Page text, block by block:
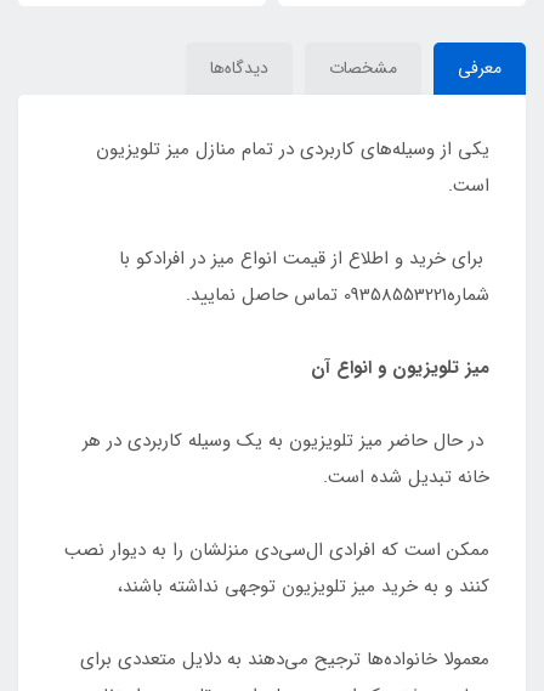
معرفی مشخصات دیدگاه‌ها
یکی از وسیله‌های کاربردی در تمام منازل میز تلویزیون
است.
برای خرید و اطلاع از قیمت انواع میز در افرادکو با
شماره09358553221 تماس حاصل نمایید.
میز تلویزیون و انواع آن
در حال حاضر میز تلویزیون به یک وسیله کاربردی در هر
خانه تبدیل شده است.
ممکن است که افرادی ال‌سی‌دی منزلشان را به دیوار نصب
کنند و به خرید میز تلویزیون توجهی نداشته باشند،
معمولا خانواده‌ها ترجیح می‌دهند به دلایل متعددی برای